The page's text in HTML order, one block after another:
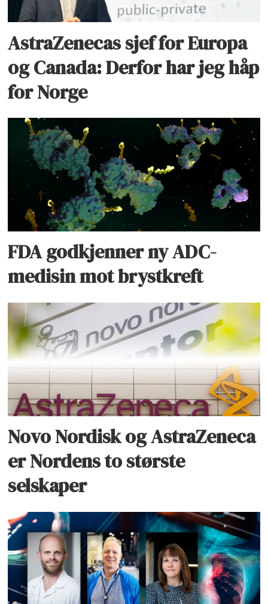
AstraZenecas sjef for Europa
og Canada: Derfor har jeg håp
for Norge
FDA godkjenner ny ADC-
medisin mot brystkreft
Novo Nordisk og AstraZeneca
er Nordens to største
selskaper